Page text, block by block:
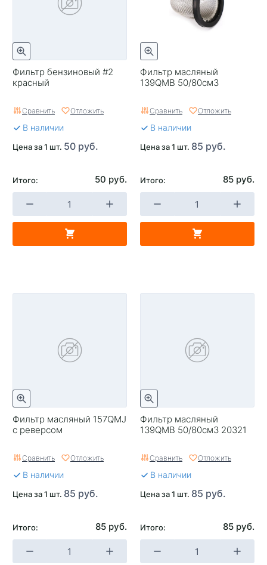
Фильтр бензиновый #2
красный
Сравнить Отложить
В наличии
Цена за 1 шт. 50 руб.
Итого: 50 руб.
Фильтр масляный
139QMB 50/80см3
Сравнить Отложить
В наличии
Цена за 1 шт. 85 руб.
Итого: 85 руб.
Фильтр масляный 157QMJ
с реверсом
Сравнить Отложить
В наличии
Цена за 1 шт. 85 руб.
Итого: 85 руб.
Фильтр масляный
139QMB 50/80см3 20321
Сравнить Отложить
В наличии
Цена за 1 шт. 85 руб.
Итого: 85 руб.